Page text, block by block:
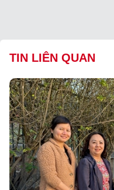
TIN LIÊN QUAN